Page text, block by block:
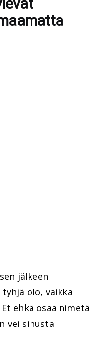
jälkeen
olo, vaikka
ehkä osaa nimetä
vei sinusta